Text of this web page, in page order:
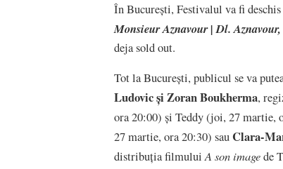
În București, Festivalul va fi
Monsieur Aznavour | Dl. Aznavour,
deja sold out.
Tot la București, publicul se va
Ludovic și Zoran Boukherma,
ora 20:00) și Teddy (joi, 27 martie,
27 martie, ora 20:30) sauClara-
distribuția filmuluiA son imagede